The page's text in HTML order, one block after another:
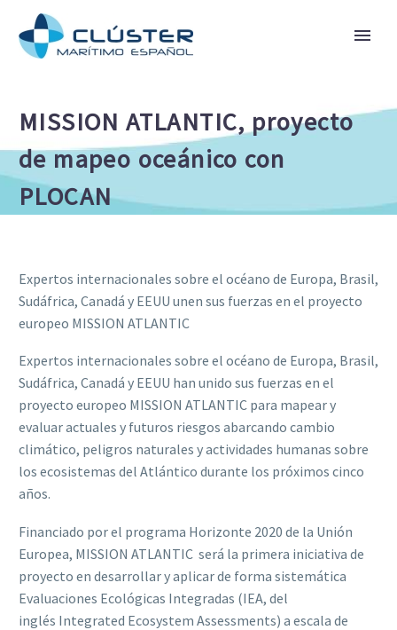
MISSION ATLANTIC, proyecto
de mapeo oceánico con
PLOCAN
Expertos internacionales sobre el océano de Europa, Brasil,
Sudáfrica, Canadá y EEUU unen sus fuerzas en el proyecto
europeo MISSION ATLANTIC
Expertos internacionales sobre el océano de Europa, Brasil,
Sudáfrica, Canadá y EEUU han unido sus fuerzas en el
proyecto europeo MISSION ATLANTIC para mapear y
evaluar actuales y futuros riesgos abarcando cambio
climático, peligros naturales y actividades humanas sobre
los ecosistemas del Atlántico durante los próximos cinco
años.
Financiado por el programa Horizonte 2020 de la Unión
Europea, MISSION ATLANTIC será la primera iniciativa de
proyecto en desarrollar y aplicar de forma sistemática
Evaluaciones Ecológicas Integradas (IEA, del
inglés Integrated Ecosystem Assessments) a escala de